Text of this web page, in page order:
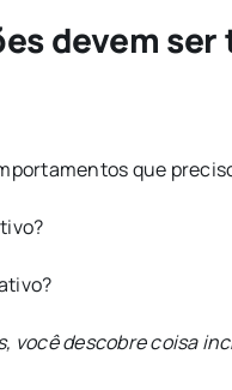
devem ser
que
você descobre coisa